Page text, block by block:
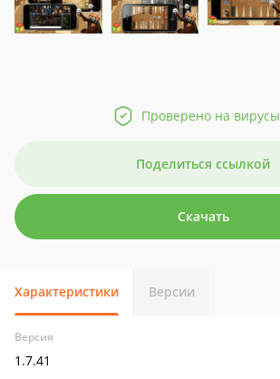
Проверено на вирусы
Поделиться ссылкой
Скачать
Характеристики Версии
Версия
1.7.41